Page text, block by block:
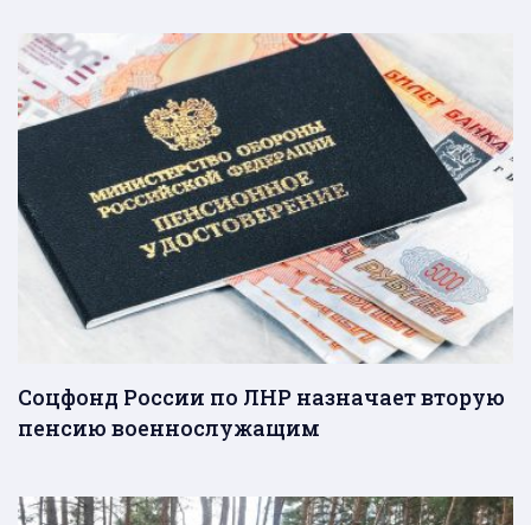
Соцфонд России по ЛНР назначает вторую
пенсию военнослужащим